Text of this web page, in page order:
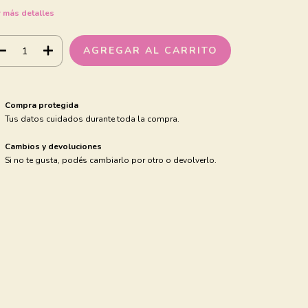
más detalles
Compra protegida
Tus datos cuidados durante toda la compra.
Cambios y devoluciones
Si no te gusta, podés cambiarlo por otro o devolverlo.